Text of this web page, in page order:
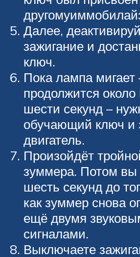
Далее,
зажигание и
ключ.
Пока лампа мигает
продолжится
шести секунд –
обучающий ключ и
двигатель.
Произойдёт
зуммера. Потом
шесть секунд до
как зуммер снова
ещё двумя
сигналами.
Выключаете